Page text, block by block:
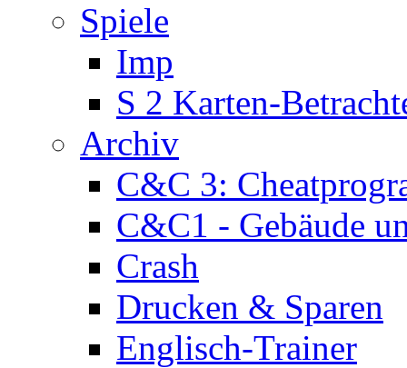
Spiele
Imp
S 2 Karten-
Archiv
C&C 3:
C&C1 - Gebäude
Crash
Drucken & Sparen
Englisch-Trainer